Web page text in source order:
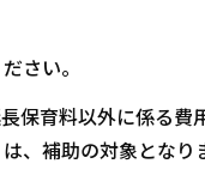
さい。
保育料以外に係る
、補助の対象となり